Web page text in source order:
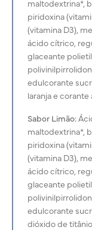
maltodextrina*,
piridoxina
(vitamina D3),
ácido cítrico,
glaceante
edulcorante
laranja e
Sabor Limão:
maltodextrina*,
piridoxina
(vitamina D3),
ácido cítrico,
glaceante
edulcorante
dióxido de